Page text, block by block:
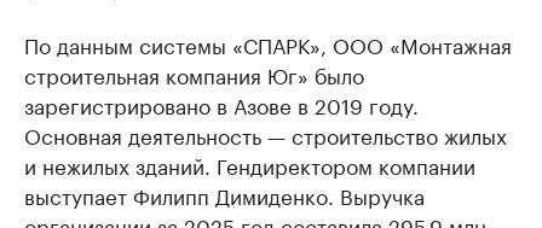
По данным системы «СПАРК», ООО «Монтажная
строительная компания Юг» было
зарегистрировано в Азове в 2019 году.
Основная деятельность — строительство жилых
и нежилых зданий. Гендиректором компании
выступает Филипп Димиденко. Выручка